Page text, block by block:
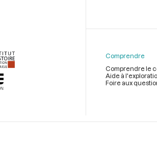
page
Comprendre
Comprendre le
Aide à
Foire aux